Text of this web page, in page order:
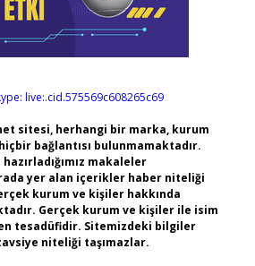
live:.cid.575569c608265c69
sitesi, herhangi bir marka, kurum
bağlantısı bulunmamaktadır.
makaleler
yer alan içerikler haber niteliği
kurum ve kişiler hakkında
Gerçek kurum ve kişiler ile isim
tesadüfidir. Sitemizdeki bilgiler
niteliği taşımazlar.